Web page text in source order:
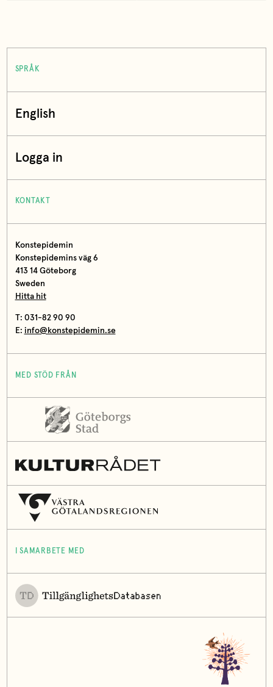
SPRÅK
English
Logga in
KONTAKT
Konstepidemin
Konstepidemins väg 6
413 14 Göteborg
Sweden
Hitta hit
T: 031-82 90 90
E: info@konstepidemin.se
MED STÖD FRÅN
I SAMARBETE MED